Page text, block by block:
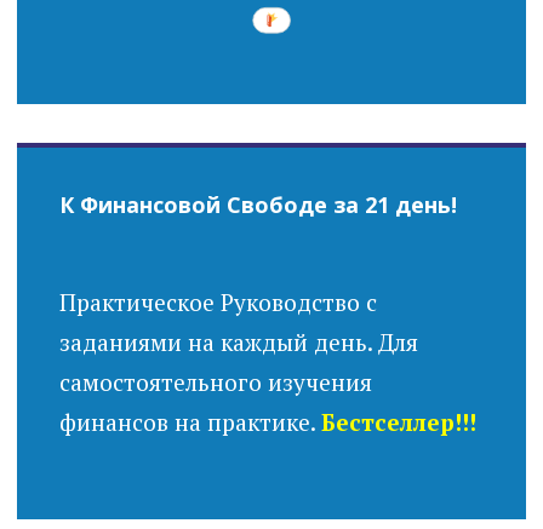
К Финансовой Свободе за 21 день!
Практическое Руководство с
заданиями на каждый день. Для
самостоятельного изучения
финансов на практике. Бестселлер!!!